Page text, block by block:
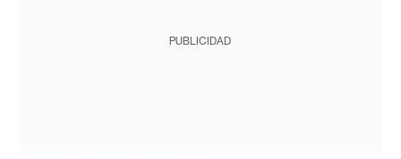
PUBLICIDAD